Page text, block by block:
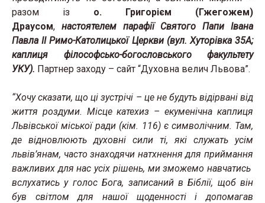
разом із о. Григорієм (Гжегожем)
Драусом, настоятелем парафії Святого Папи Івана
Павла ІІ Римо-Католицької Церкви (вул. Хуторівка 35А;
каплиця філософсько-богословського факультету
УКУ). Партнер заходу – сайт “Духовна велич Львова”.
“Хочу сказати, що ці зустрічі – це не будуть відірвані від
життя роздуми. Місце катехиз – екуменічна каплиця
Львівської міської ради (кім. 116) є символічним. Там,
де відновлюють духовні сили ті, які служать усім
львів’янам, часто знаходячи натхнення для приймання
важливих для нас усіх рішень, ми зможемо навчатись
вслухатись у голос Бога, записаний в Біблії, щоб він
був світлом для нашої щоденності і допомагав